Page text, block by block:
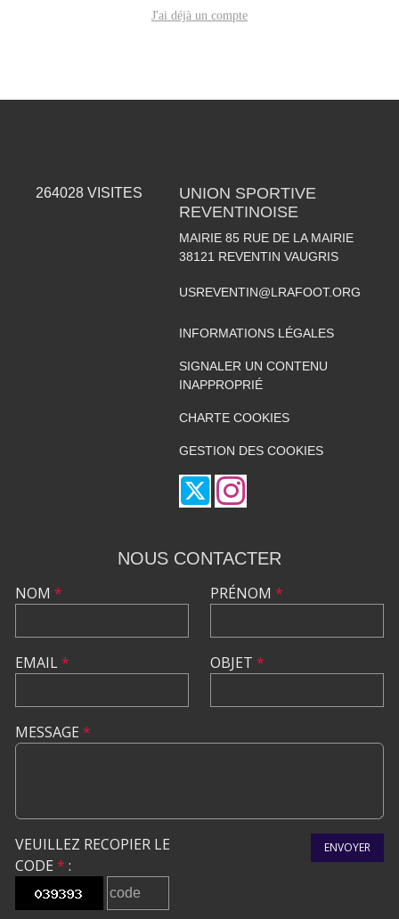
J'ai déjà un compte
264028 VISITES
UNION SPORTIVE
REVENTINOISE
MAIRIE 85 RUE DE LA MAIRIE
38121 REVENTIN VAUGRIS
USREVENTIN@LRAFOOT.ORG
INFORMATIONS LÉGALES
SIGNALER UN CONTENU
INAPPROPRIÉ
CHARTE COOKIES
GESTION DES COOKIES
NOUS CONTACTER
NOM *
EMAIL*
PRÉNOM *
OBJET *
MESSAGE *
VEUILLEZ RECOPIER LE
CODE * :
ENVOYER